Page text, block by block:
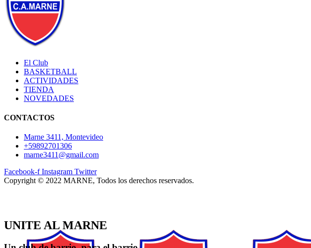
El Club
BASKETBALL
ACTIVIDADES
TIENDA
NOVEDADES
CONTACTOS
Marne 3411, Montevideo
+59892701306
marne3411@gmail.com
Facebook-f Instagram Twitter
Copyright © 2022 MARNE, Todos los derechos reservados.
UNITE AL MARNE